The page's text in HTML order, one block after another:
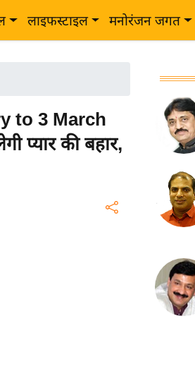
लाइफस्टाइल मनोरंजन जगत
to 3 March
प्यार की बहार,